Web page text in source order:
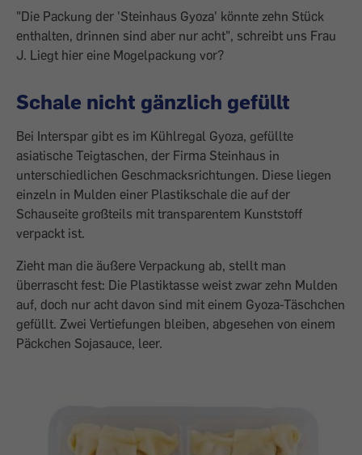
"Die Packung der 'Steinhaus Gyoza' könnte zehn Stück
enthalten, drinnen sind aber nur acht", schreibt uns Frau
J. Liegt hier eine Mogelpackung vor?
Schale nicht gänzlich gefüllt
Bei Interspar gibt es im Kühlregal Gyoza, gefüllte
asiatische Teigtaschen, der Firma Steinhaus in
unterschiedlichen Geschmacksrichtungen. Diese liegen
einzeln in Mulden einer Plastikschale die auf der
Schauseite großteils mit transparentem Kunststoff
verpackt ist.
Zieht man die äußere Verpackung ab, stellt man
überrascht fest: Die Plastiktasse weist zwar zehn Mulden
auf, doch nur acht davon sind mit einem Gyoza-Täschchen
gefüllt. Zwei Vertiefungen bleiben, abgesehen von einem
Päckchen Sojasauce, leer.